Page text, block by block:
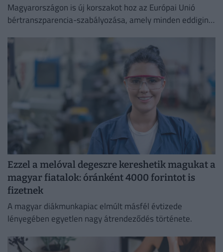
Magyarországon is új korszakot hoz az Európai Unió
bértranszparencia-szabályozása, amely minden eddiginél
Ezzel a melóval degeszre kereshetik magukat a
magyar fiatalok: óránként 4000 forintot is
fizetnek
A magyar diákmunkapiac elmúlt másfél évtizede
lényegében egyetlen nagy átrendeződés története.